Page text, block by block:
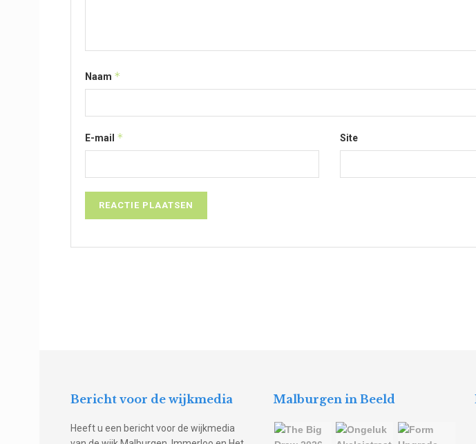
Naam *
E-mail * Site
Bericht voor de wijkmedia
Heeft u een bericht voor de wijkmedia
Malburgen in Beeld